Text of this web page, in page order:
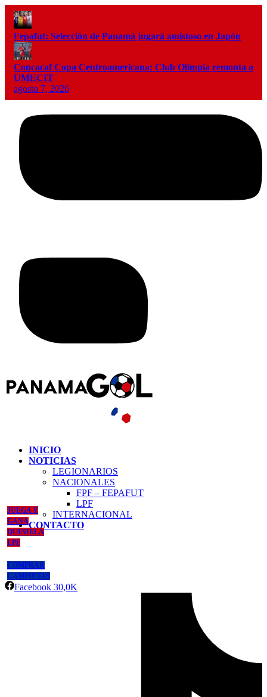
Fepafut: Selección de Panamá jugará amistoso en Japón
Concacaf Copa Centroamericana: Club Olimpia remonta a
UMECIT
agosto 7, 2026
INICIO
NOTICIAS
LEGIONARIOS
NACIONALES
FPF – FEPAFUT
LPF
INTERNACIONAL
CONTACTO
JUEGA Y
GANA
QUINIELA
LPF
COMPRAR
CAMISETAS
Facebook 30,0K